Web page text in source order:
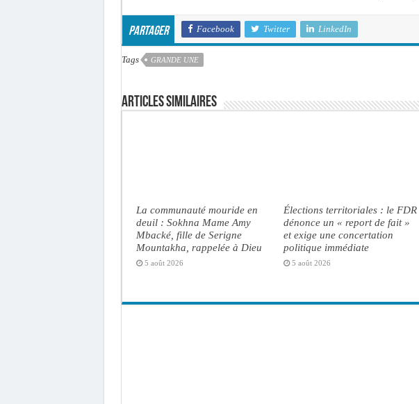
Partager Facebook Twitter LinkedIn
Tags GRANDE UNE
Articles similaires
La communauté mouride en
deuil : Sokhna Mame Amy
Mbacké, fille de Serigne
Mountakha, rappelée à Dieu
5 août 2026
Élections territoriales : le FDR
dénonce un « report de fait »
et exige une concertation
politique immédiate
5 août 2026